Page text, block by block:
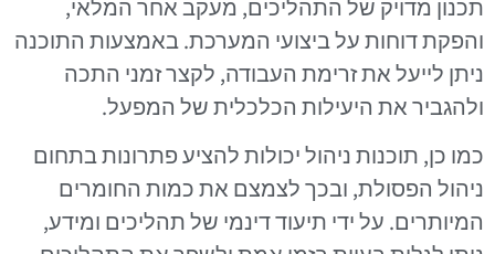
תכנון מדויק של התהליכים, מעקב אחר המלאי,
והפקת דוחות על ביצועי המערכת. באמצעות התוכנה
ניתן לייעל את זרימת העבודה, לקצר זמני התכה
ולהגביר את היעילות הכלכלית של המפעל.
כמו כן, תוכנות ניהול יכולות להציע פתרונות בתחום
ניהול הפסולת, ובכך לצמצם את כמות החומרים
המיותרים. על ידי תיעוד דינמי של תהליכים ומידע,